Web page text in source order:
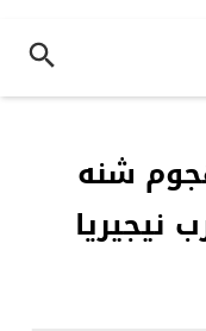
هجوم شنه